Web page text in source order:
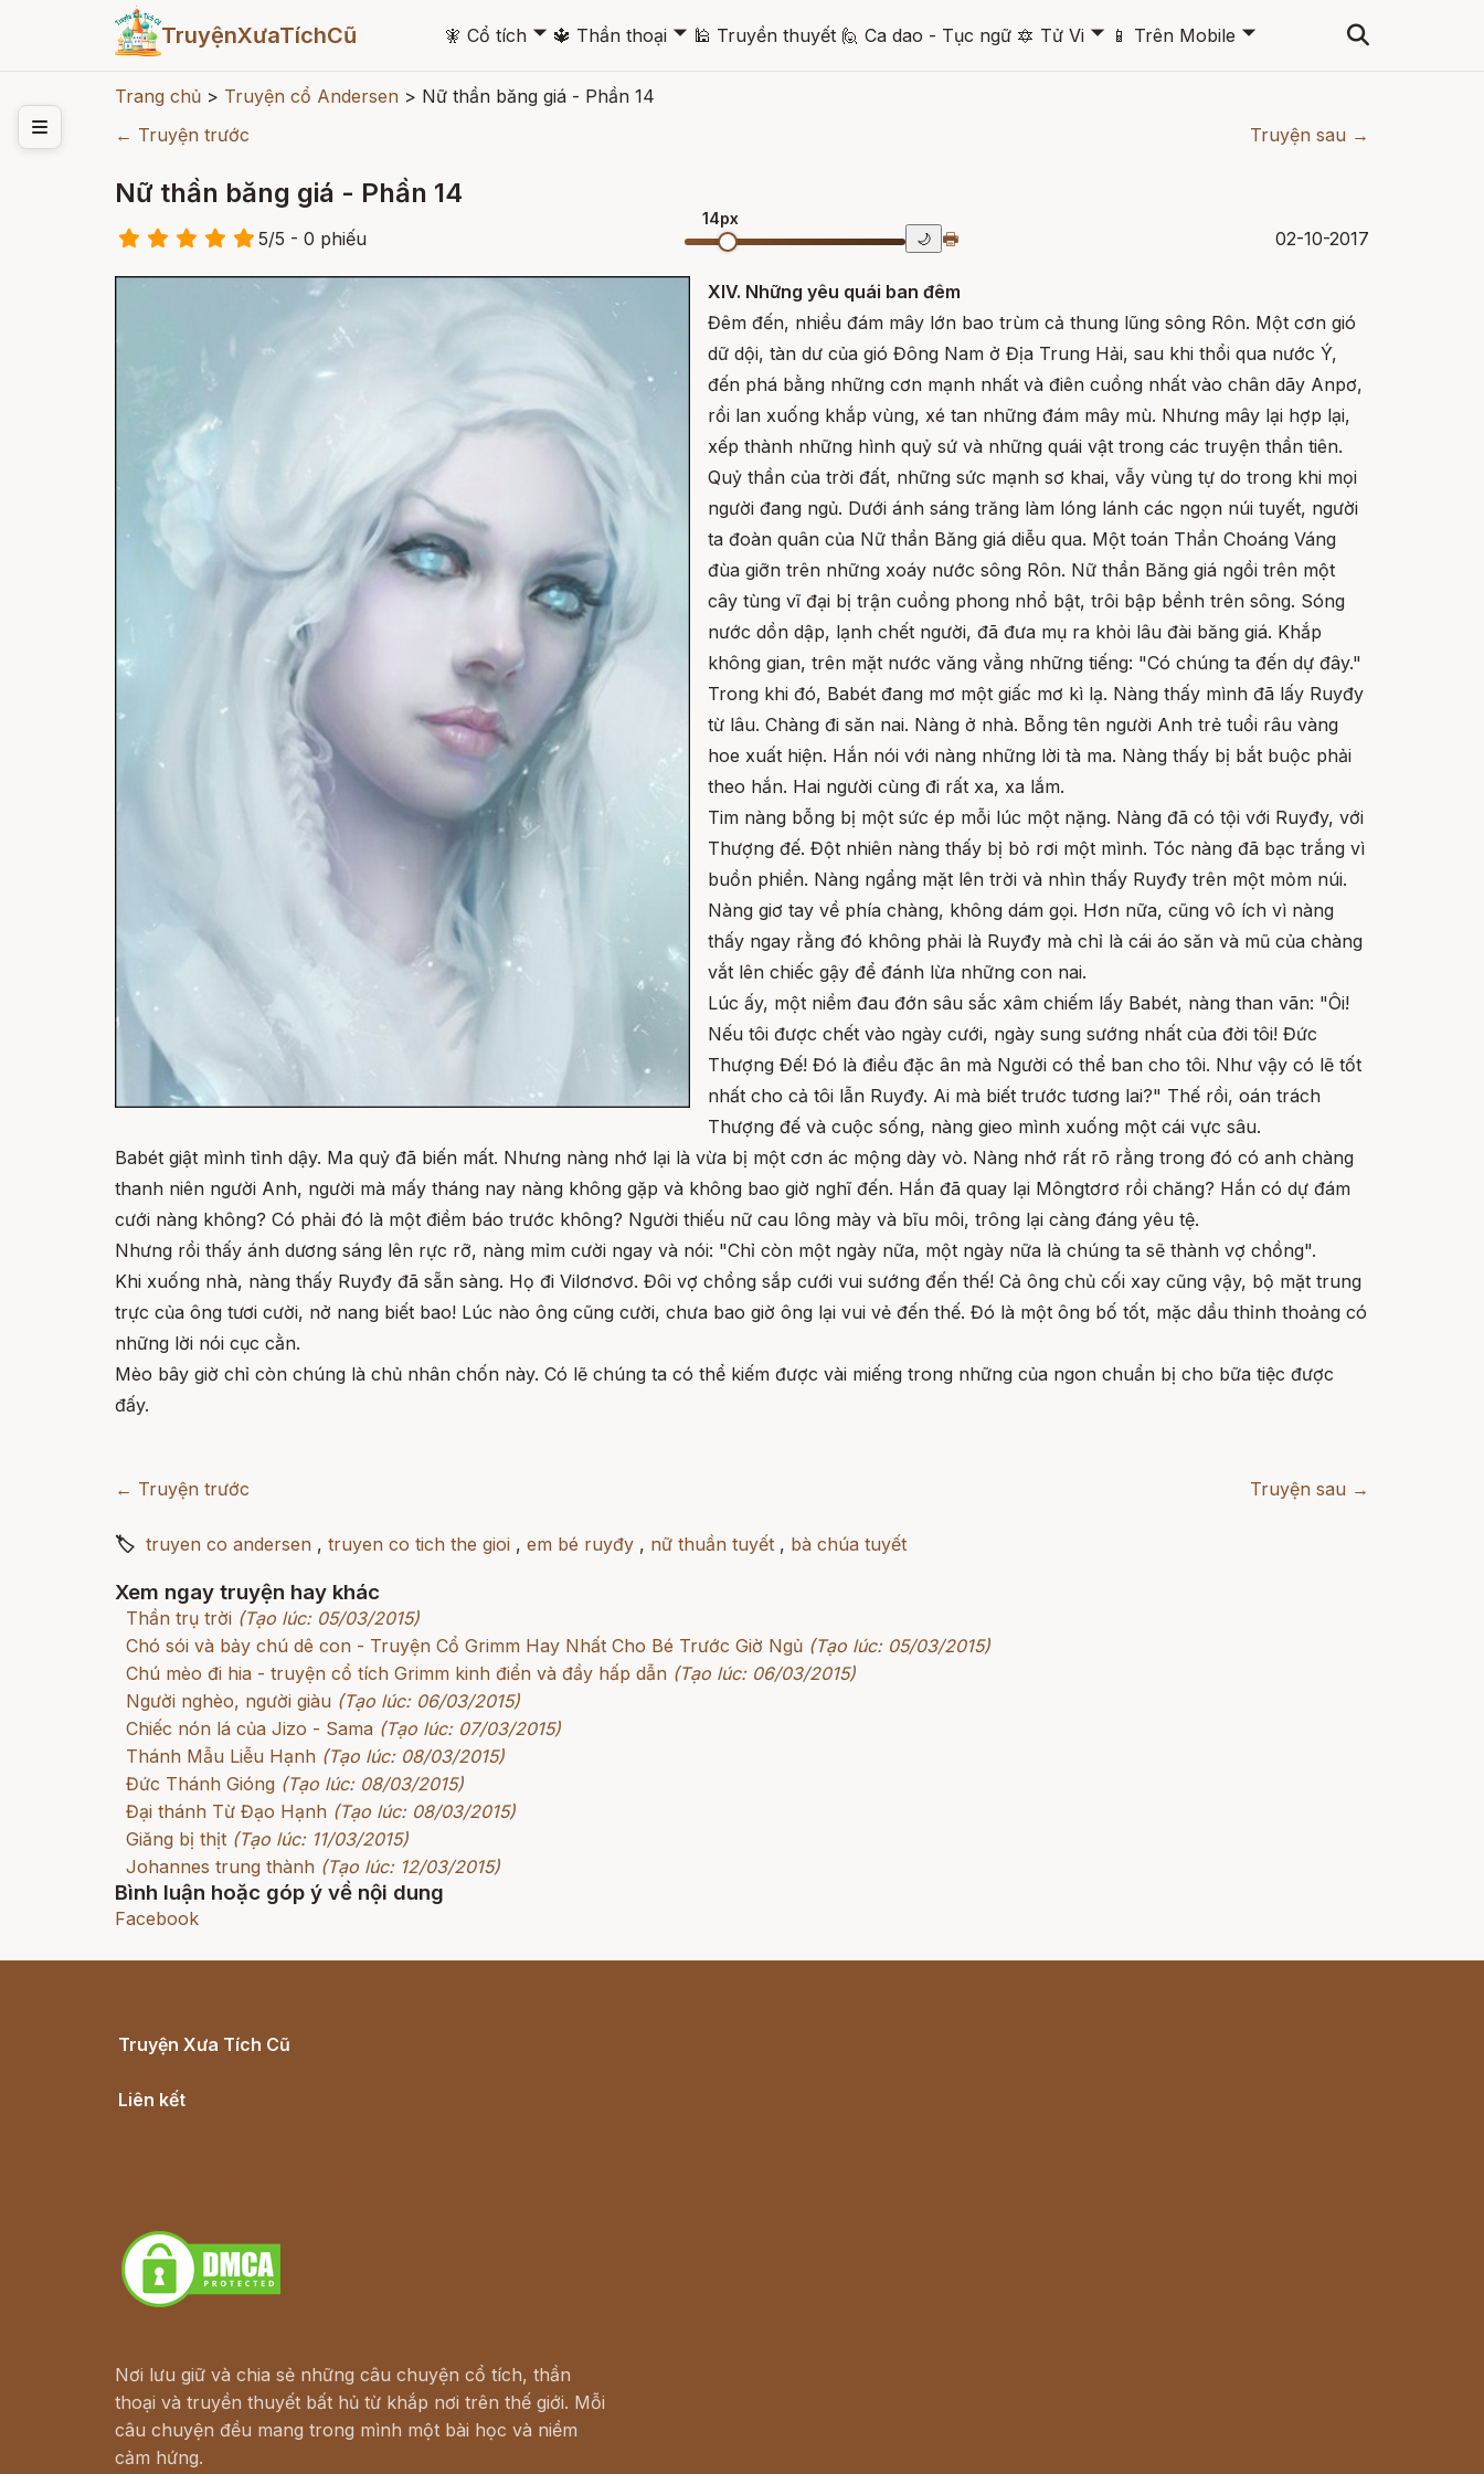
TruyệnXưaTíchCũ 🧚 Cổ tích 🞃 🔱 Thần thoại 🞃 🕌 Truyền thuyết 🙋 Ca dao - Tục ngữ 🔯 Tử Vi 🞃 📱 Trên Mobile 🞃
Trang chủ > Truyện cổ Andersen > Nữ thần băng giá - Phần 14
← Truyện trước
Truyện sau →
Nữ thần băng giá - Phần 14
5/5 - 0 phiếu
14px
🌙 🖶 02-10-2017
XIV. Những yêu quái ban đêm
Đêm đến, nhiều đám mây lớn bao trùm cả thung lũng sông Rôn. Một cơn gió
dữ dội, tàn dư của gió Đông Nam ở Địa Trung Hải, sau khi thổi qua nước Ý,
đến phá bằng những cơn mạnh nhất và điên cuồng nhất vào chân dãy Anpơ,
rồi lan xuống khắp vùng, xé tan những đám mây mù. Nhưng mây lại hợp lại,
xếp thành những hình quỷ sứ và những quái vật trong các truyện thần tiên.
Quỷ thần của trời đất, những sức mạnh sơ khai, vẫy vùng tự do trong khi mọi
người đang ngủ. Dưới ánh sáng trăng làm lóng lánh các ngọn núi tuyết, người
ta đoàn quân của Nữ thần Băng giá diễu qua. Một toán Thần Choáng Váng
đùa giỡn trên những xoáy nước sông Rôn. Nữ thần Băng giá ngồi trên một
cây tùng vĩ đại bị trận cuồng phong nhổ bật, trôi bập bềnh trên sông. Sóng
nước dồn dập, lạnh chết người, đã đưa mụ ra khỏi lâu đài băng giá. Khắp
không gian, trên mặt nước văng vẳng những tiếng: "Có chúng ta đến dự đây."
Trong khi đó, Babét đang mơ một giấc mơ kì lạ. Nàng thấy mình đã lấy Ruyđy
từ lâu. Chàng đi săn nai. Nàng ở nhà. Bỗng tên người Anh trẻ tuổi râu vàng
hoe xuất hiện. Hắn nói với nàng những lời tà ma. Nàng thấy bị bắt buộc phải
theo hắn. Hai người cùng đi rất xa, xa lắm.
Tim nàng bỗng bị một sức ép mỗi lúc một nặng. Nàng đã có tội với Ruyđy, với
Thượng đế. Đột nhiên nàng thấy bị bỏ rơi một mình. Tóc nàng đã bạc trắng vì
buồn phiền. Nàng ngẩng mặt lên trời và nhìn thấy Ruyđy trên một mỏm núi.
Nàng giơ tay về phía chàng, không dám gọi. Hơn nữa, cũng vô ích vì nàng
thấy ngay rằng đó không phải là Ruyđy mà chỉ là cái áo săn và mũ của chàng
vắt lên chiếc gậy để đánh lừa những con nai.
Lúc ấy, một niềm đau đớn sâu sắc xâm chiếm lấy Babét, nàng than vãn: "Ôi!
Nếu tôi được chết vào ngày cưới, ngày sung sướng nhất của đời tôi! Đức
Thượng Đế! Đó là điều đặc ân mà Người có thể ban cho tôi. Như vậy có lẽ tốt
nhất cho cả tôi lẫn Ruyđy. Ai mà biết trước tương lai?" Thế rồi, oán trách
Thượng đế và cuộc sống, nàng gieo mình xuống một cái vực sâu.
Babét giật mình tỉnh dậy. Ma quỷ đã biến mất. Nhưng nàng nhớ lại là vừa bị một cơn ác mộng dày vò. Nàng nhớ rất rõ rằng trong đó có anh chàng
thanh niên người Anh, người mà mấy tháng nay nàng không gặp và không bao giờ nghĩ đến. Hắn đã quay lại Môngtơrơ rồi chăng? Hắn có dự đám
cưới nàng không? Có phải đó là một điềm báo trước không? Người thiếu nữ cau lông mày và bĩu môi, trông lại càng đáng yêu tệ.
Nhưng rồi thấy ánh dương sáng lên rực rỡ, nàng mỉm cười ngay và nói: "Chỉ còn một ngày nữa, một ngày nữa là chúng ta sẽ thành vợ chồng".
Khi xuống nhà, nàng thấy Ruyđy đã sẵn sàng. Họ đi Vilơnơvơ. Đôi vợ chồng sắp cưới vui sướng đến thế! Cả ông chủ cối xay cũng vậy, bộ mặt trung
trực của ông tươi cười, nở nang biết bao! Lúc nào ông cũng cười, chưa bao giờ ông lại vui vẻ đến thế. Đó là một ông bố tốt, mặc dầu thỉnh thoảng có
những lời nói cục cằn.
Mèo bây giờ chỉ còn chúng là chủ nhân chốn này. Có lẽ chúng ta có thể kiếm được vài miếng trong những của ngon chuẩn bị cho bữa tiệc được
đấy.
← Truyện trước Truyện sau →
🏷 truyen co andersen , truyen co tich the gioi , em bé ruyđy , nữ thuần tuyết , bà chúa tuyết
Xem ngay truyện hay khác
Thần trụ trời (Tạo lúc: 05/03/2015)
Chó sói và bảy chú dê con - Truyện Cổ Grimm Hay Nhất Cho Bé Trước Giờ Ngủ (Tạo lúc: 05/03/2015)
Chú mèo đi hia - truyện cổ tích Grimm kinh điển và đầy hấp dẫn (Tạo lúc: 06/03/2015)
Người nghèo, người giàu (Tạo lúc: 06/03/2015)
Chiếc nón lá của Jizo - Sama (Tạo lúc: 07/03/2015)
Thánh Mẫu Liễu Hạnh (Tạo lúc: 08/03/2015)
Đức Thánh Gióng (Tạo lúc: 08/03/2015)
Đại thánh Từ Đạo Hạnh (Tạo lúc: 08/03/2015)
Giăng bị thịt (Tạo lúc: 11/03/2015)
Johannes trung thành (Tạo lúc: 12/03/2015)
Bình luận hoặc góp ý về nội dung
Facebook
Truyện Xưa Tích Cũ
Liên kết
Nơi lưu giữ và chia sẻ những câu chuyện cổ tích, thần
thoại và truyền thuyết bất hủ từ khắp nơi trên thế giới. Mỗi
câu chuyện đều mang trong mình một bài học và niềm
cảm hứng.